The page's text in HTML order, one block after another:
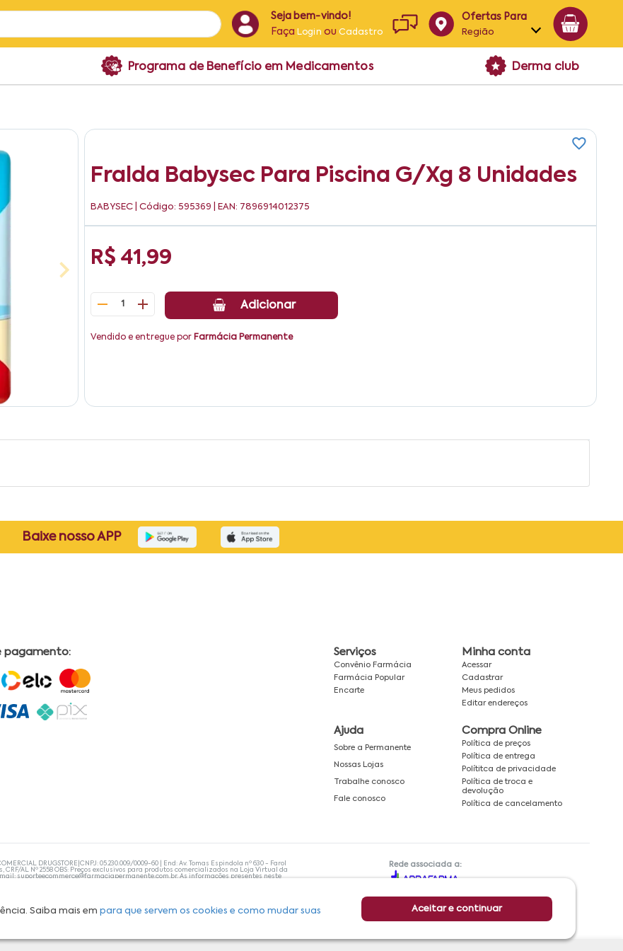
Seja bem-vindo!
Faça Login ouCadastro
Ofertas Para
Região
Alagoas
Programa de Benefício em Medicamentos Derma club
Fralda Babysec Para Piscina G/xg 8 Unidades
BABYSEC | Código: 595369 | EAN: 7896914012375
R$ 41,99
1 Adicionar
Vendido e entregue por Farmácia Permanente
Saiba mais empara que servem os cookies e como mudar suas
Aceitar e continuar
Baixe nosso APP
pagamento: Serviços
Convênio Farmácia
Farmácia Popular
Encarte
Minha conta
Acessar
Cadastrar
Meus pedidos
Editar endereços
Ajuda
Sobre a Permanente
Nossas Lojas
Trabalhe conosco
Fale conosco
Compra Online
Política de preços
Política de entrega
Polítitca de privacidade
Política de troca e
devolução
Política de cancelamento
DRUGSTORE|CNPJ: 05.230.009/0009-60 | End: Av. Tomas Espindola nº 630 - Farol
AL Nº 2558 OBS: Preços exclusivos para produtos comercializados na Loja Virtual da
suporteecommerce@farmaciapermanente.com.br. As informações presentes neste
de um profissional da área médica. Apenas o médico está capacitado para
um médico deve ser consultado. A Farmácia Permanente trabalha com as
com tranquilidade. A privacidade e a segurança dos clientes são compromissos da
de produto em nosso estoque.
Rede associada a: